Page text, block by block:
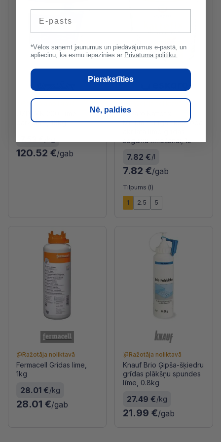
Ražotāja noliktavā
parketam, 16kg
120.52 €/gab
Eskaro Kattefix
Mitrumizturīga tiksotropā
segumu līmēšanai, 1L
7.82 €/l
7.82 €/gab
Tilpums (l)
1 2.5 5
Ražotāja noliktavā
Fermacell Gridas lime,
1kg
28.01 €/kg
28.01 €/gab
Ražotāja noliktavā
Knauf Brio Ģipša-šķiedru
grīdas plākšņu spundes
līme, 0.8kg
27.49 €/kg
21.99 €/gab
*Vēlos saņemt jaunumus un piedāvājumus e-pastā, un
apliecinu, ka esmu iepazinies ar Privātuma politiku.
Pierakstīties
Nē, paldies